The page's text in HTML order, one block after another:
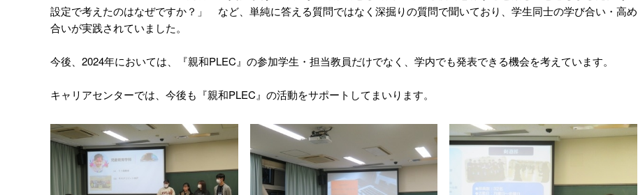
設定で考えたのはなぜですか？」 など、単純に答える質問ではなく深掘りの質問で聞いており、学生同士の学び合い・高め
合いが実践されていました。
今後、2024年においては、『親和PLEC』の参加学生・担当教員だけでなく、学内でも発表できる機会を考えています。
キャリアセンターでは、今後も『親和PLEC』の活動をサポートしてまいります。